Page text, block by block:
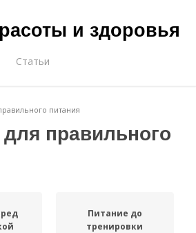
и здоровья
Статьи
питания
правильного
Питание до
тренировки